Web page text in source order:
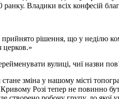
ранку. Владики всіх конфесій
прийнято рішення, що у неділю
церков.»
вулиці, чиї назви
зміна у нашому місті
Розі тепер не повинно